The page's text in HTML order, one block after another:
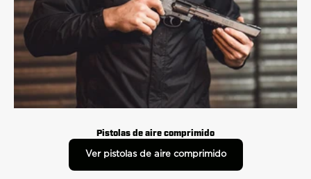
Pistolas de aire comprimido
Ver pistolas de aire comprimido